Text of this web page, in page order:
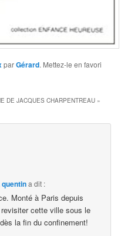
parGérard. Mettez-le en favori
DE JACQUES CHARPENTREAU »
quentina dit :
Monté à Paris depuis
cette ville sous le
la fin du confinement!